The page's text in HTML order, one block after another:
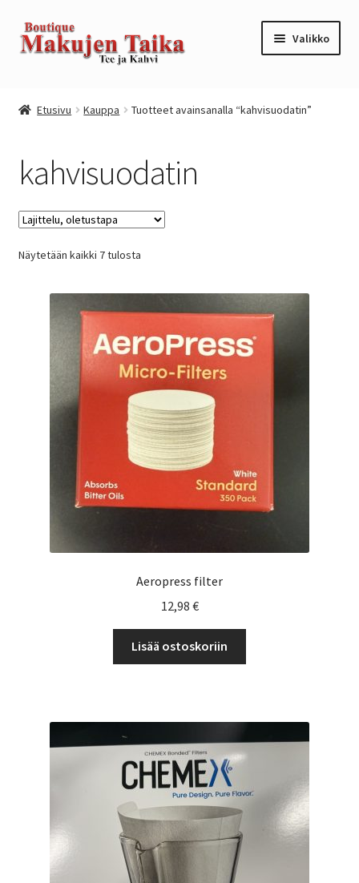
Siirry
navigointiin
Siirry
sisältöön
Valikko
Kassa
Kauppa
Oma tili
Ostoskori
Tilaus- ja sopimusehdot
Yrityksille
Etusivu Kauppa Tuotteet avainsanalla “kahvisuodatin”
kahvisuodatin
Näytetään kaikki 7 tulosta
Aeropress filter
12,98 €
Lisää ostoskoriin